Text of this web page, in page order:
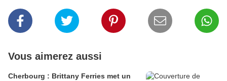
Vous aimerez aussi
Cherbourg : Brittany Ferries met un